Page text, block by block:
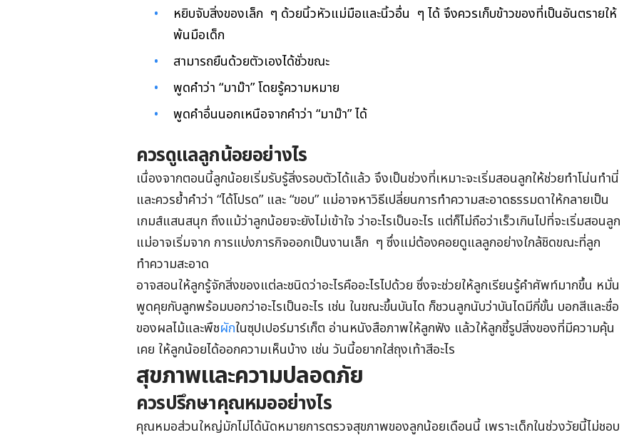
หยิบจับสิ่งของเล็ก ๆ ด้วยนิ้วหัวแม่มือและนิ้วอื่น ๆ ได้ จึงควรเก็บข้าวของที่เป็นอันตรายให้
พ้นมือเด็ก
สามารถยืนด้วยตัวเองได้ชั่วขณะ
พูดคำว่า “มาม๊า” โดยรู้ความหมาย
พูดคำอื่นนอกเหนือจากคำว่า “มาม๊า” ได้
ควรดูแลลูกน้อยอย่างไร
เนื่องจากตอนนี้ลูกน้อยเริ่มรับรู้สิ่งรอบตัวได้แล้ว จึงเป็นช่วงที่เหมาะจะเริ่มสอนลูกให้ช่วยทำโน่นทำนี่
และควรย้ำคำว่า “ได้โปรด” และ “ขอบ” แม่อาจหาวิธีเปลี่ยนการทำความสะอาดธรรมดาให้กลายเป็น
เกมส์แสนสนุก ถึงแม้ว่าลูกน้อยจะยังไม่เข้าใจ ว่าอะไรเป็นอะไร แต่ก็ไม่ถือว่าเร็วเกินไปที่จะเริ่มสอนลูก
แม่อาจเริ่มจาก การแบ่งภารกิจออกเป็นงานเล็ก ๆ ซึ่งแม่ต้องคอยดูแลลูกอย่างใกล้ชิดขณะที่ลูก
ทำความสะอาด
อาจสอนให้ลูกรู้จักสิ่งของแต่ละชนิดว่าอะไรคืออะไรไปด้วย ซึ่งจะช่วยให้ลูกเรียนรู้คำศัพท์มากขึ้น หมั่น
พูดคุยกับลูกพร้อมบอกว่าอะไรเป็นอะไร เช่น ในขณะขึ้นบันได ก็ชวนลูกนับว่าบันไดมีกี่ขั้น บอกสีและชื่อ
ของผลไม้และพืชผักในซุปเปอร์มาร์เก็ต อ่านหนังสือภาพให้ลูกฟัง แล้วให้ลูกชี้รูปสิ่งของที่มีความคุ้น
เคย ให้ลูกน้อยได้ออกความเห็นบ้าง เช่น วันนี้อยากใส่ถุงเท้าสีอะไร
สุขภาพและความปลอดภัย
ควรปรึกษาคุณหมออย่างไร
คุณหมอส่วนใหญ่มักไม่ได้นัดหมายการตรวจสุขภาพของลูกน้อยเดือนนี้ เพราะเด็กในช่วงวัยนี้ไม่ชอบ